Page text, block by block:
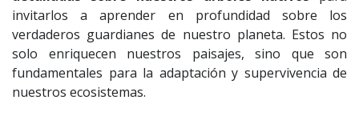
invitarlos a aprender en profundidad sobre los
verdaderos guardianes de nuestro planeta. Estos no
solo enriquecen nuestros paisajes, sino que son
fundamentales para la adaptación y supervivencia de
nuestros ecosistemas.